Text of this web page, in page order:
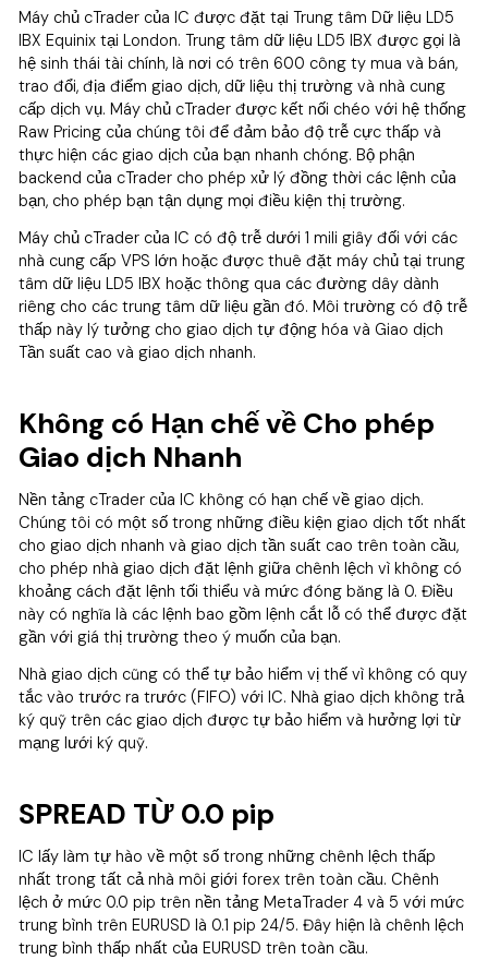
Máy chủ cTrader của IC được đặt tại Trung tâm Dữ liệu LD5
IBX Equinix tại London. Trung tâm dữ liệu LD5 IBX được gọi là
hệ sinh thái tài chính, là nơi có trên 600 công ty mua và bán,
trao đổi, địa điểm giao dịch, dữ liệu thị trường và nhà cung
cấp dịch vụ. Máy chủ cTrader được kết nối chéo với hệ thống
Raw Pricing của chúng tôi để đảm bảo độ trễ cực thấp và
thực hiện các giao dịch của bạn nhanh chóng. Bộ phận
backend của cTrader cho phép xử lý đồng thời các lệnh của
bạn, cho phép bạn tận dụng mọi điều kiện thị trường.
Máy chủ cTrader của IC có độ trễ dưới 1 mili giây đối với các
nhà cung cấp VPS lớn hoặc được thuê đặt máy chủ tại trung
tâm dữ liệu LD5 IBX hoặc thông qua các đường dây dành
riêng cho các trung tâm dữ liệu gần đó. Môi trường có độ trễ
thấp này lý tưởng cho giao dịch tự động hóa và Giao dịch
Tần suất cao và giao dịch nhanh.
Không có Hạn chế về Cho phép
Giao dịch Nhanh
Nền tảng cTrader của IC không có hạn chế về giao dịch.
Chúng tôi có một số trong những điều kiện giao dịch tốt nhất
cho giao dịch nhanh và giao dịch tần suất cao trên toàn cầu,
cho phép nhà giao dịch đặt lệnh giữa chênh lệch vì không có
khoảng cách đặt lệnh tối thiểu và mức đóng băng là 0. Điều
này có nghĩa là các lệnh bao gồm lệnh cắt lỗ có thể được đặt
gần với giá thị trường theo ý muốn của bạn.
Nhà giao dịch cũng có thể tự bảo hiểm vị thế vì không có quy
tắc vào trước ra trước (FIFO) với IC. Nhà giao dịch không trả
ký quỹ trên các giao dịch được tự bảo hiểm và hưởng lợi từ
mạng lưới ký quỹ.
SPREAD TỪ 0.0 pip
IC lấy làm tự hào về một số trong những chênh lệch thấp
nhất trong tất cả nhà môi giới forex trên toàn cầu. Chênh
lệch ở mức 0.0 pip trên nền tảng MetaTrader 4 và 5 với mức
trung bình trên EURUSD là 0.1 pip 24/5. Đây hiện là chênh lệch
trung bình thấp nhất của EURUSD trên toàn cầu.